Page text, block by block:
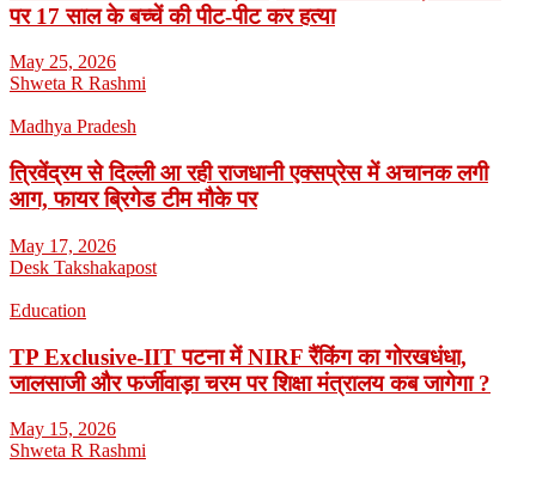
पर 17 साल के बच्चें की पीट-पीट कर हत्या
May 25, 2026
Shweta R Rashmi
Madhya Pradesh
त्रिवेंद्रम से दिल्ली आ रही राजधानी एक्सप्रेस में अचानक लगी
आग, फायर ब्रिगेड टीम मौके पर
May 17, 2026
Desk Takshakapost
Education
TP Exclusive-IIT पटना में NIRF रैंकिंग का गोरखधंधा,
जालसाजी और फर्जीवाड़ा चरम पर शिक्षा मंत्रालय कब जागेगा ?
May 15, 2026
Shweta R Rashmi